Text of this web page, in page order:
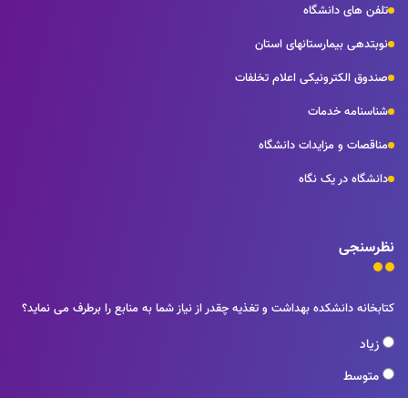
تلفن های دانشگاه
نوبتدهی بیمارستانهای استان
صندوق الکترونیکی اعلام تخلفات
شناسنامه خدمات
مناقصات و مزایدات دانشگاه
دانشگاه در یک نگاه
نظرسنجی
کتابخانه دانشکده بهداشت و تغذیه چقدر از نیاز شما به منابع را برطرف می نماید؟
زیاد
متوسط